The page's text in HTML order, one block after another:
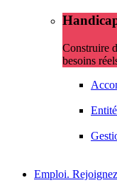
Construire
besoins
Emploi.